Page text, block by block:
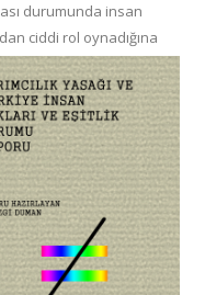
durumunda insan
ciddi rol oynadığına